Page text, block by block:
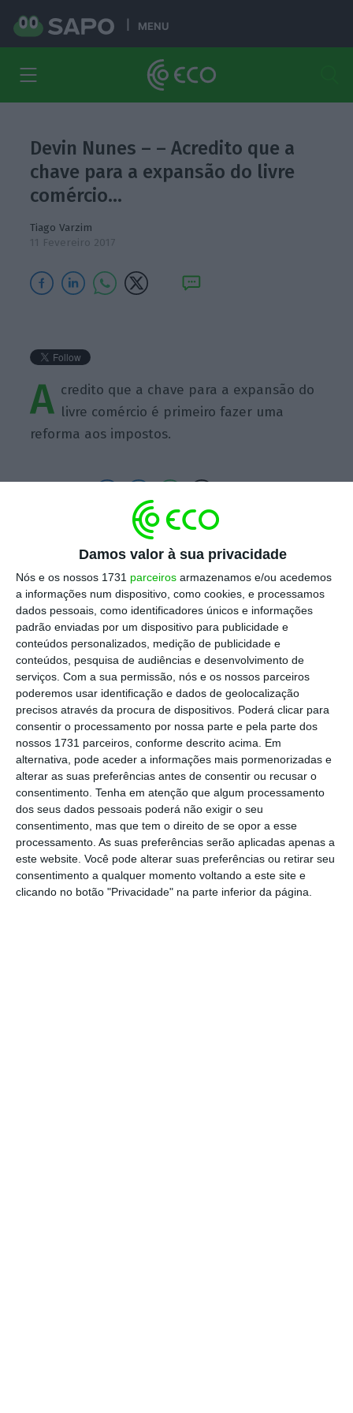
Damos valor à sua privacidade
Nós e os nossos 1731 parceiros armazenamos e/ou acedemos
a informações num dispositivo, como cookies, e processamos
dados pessoais, como identificadores únicos e informações
padrão enviadas por um dispositivo para publicidade e
conteúdos personalizados, medição de publicidade e
conteúdos, pesquisa de audiências e desenvolvimento de
serviços. Com a sua permissão, nós e os nossos parceiros
poderemos usar identificação e dados de geolocalização
precisos através da procura de dispositivos. Poderá clicar para
consentir o processamento por nossa parte e pela parte dos
nossos 1731 parceiros, conforme descrito acima. Em
alternativa, pode aceder a informações mais pormenorizadas e
alterar as suas preferências antes de consentir ou recusar o
consentimento. Tenha em atenção que algum processamento
dos seus dados pessoais poderá não exigir o seu
consentimento, mas que tem o direito de se opor a esse
processamento. As suas preferências serão aplicadas apenas a
este website. Você pode alterar suas preferências ou retirar seu
consentimento a qualquer momento voltando a este site e
clicando no botão "Privacidade" na parte inferior da página.
MENU
Devin Nunes – – Acredito que a
chave para a expansão do livre
comércio…
Tiago Varzim
11 Fevereiro 2017
A credito que a chave para a expansão do
livre comércio é primeiro fazer uma
reforma aos impostos.
Assine o ECO Premium
No momento em que a informação é
mais importante do que nunca, apoie
o jornalismo independente e rigoroso.
De que forma? Assine o ECO Premium e
tenha acesso a notícias exclusivas, à
opinião que conta, às reportagens e
especiais que mostram o outro lado da
história.
Esta assinatura é uma forma de apoiar
o ECO e os seus jornalistas. A nossa